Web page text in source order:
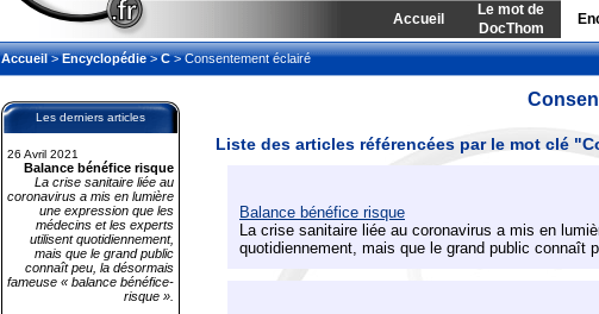
Accueil
Le mot de
DocThom
Accueil>Encyclopédie>C> Consentement éclairé
Les derniers articles
26 Avril 2021
Balance bénéfice risque
La crise sanitaire liée au
coronavirus a mis en lumière
une expression que les
médecins et les experts
utilisent quotidiennement,
mais que le grand public
connaît peu, la désormais
fameuse « balance bénéfice-
risque ».
Liste des articles référencées par le mot clé
Balance bénéfice risque
La crise sanitaire liée au coronavirus a mis en
quotidiennement, mais que le grand public connaît